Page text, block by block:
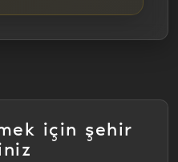
için şehir